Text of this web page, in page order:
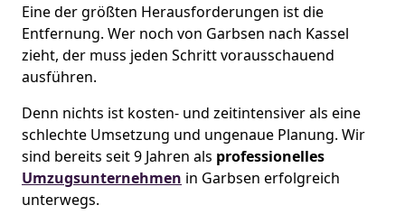
Eine der größten Herausforderungen ist die
Entfernung. Wer noch von Garbsen nach Kassel
zieht, der muss jeden Schritt vorausschauend
ausführen.
Denn nichts ist kosten- und zeitintensiver als eine
schlechte Umsetzung und ungenaue Planung. Wir
sind bereits seit 9 Jahren als professionelles
Umzugsunternehmen in Garbsen erfolgreich
unterwegs.